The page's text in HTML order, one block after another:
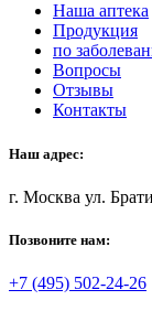
Наша аптека
Продукция
по
Вопросы
Отзывы
Контакты
Наш адрес:
г. Москва ул.
Позвоните нам:
+7 (495) 502-24-26